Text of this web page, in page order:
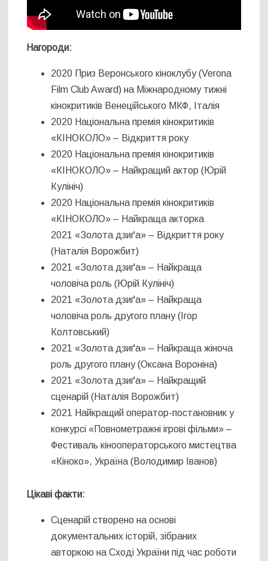
Нагороди:
2020 Приз Веронського кіноклубу (Verona
Film Club Award) на Міжнародному тижні
кінокритиків Венеційського МКФ, Італія
2020 Національна премія кінокритиків
«КІНОКОЛО» – Відкриття року
2020 Національна премія кінокритиків
«КІНОКОЛО» – Найкращий актор (Юрій
Кулініч)
2020 Національна премія кінокритиків
«КІНОКОЛО» – Найкраща акторка
2021 «Золота дзиґа» – Відкриття року
(Наталія Ворожбит)
2021 «Золота дзиґа» – Найкраща
чоловіча роль (Юрій Кулініч)
2021 «Золота дзиґа» – Найкраща
чоловіча роль другого плану (Ігор
Колтовський)
2021 «Золота дзиґа» – Найкраща жіноча
роль другого плану (Оксана Вороніна)
2021 «Золота дзиґа» – Найкращий
сценарій (Наталія Ворожбит)
2021 Найкращий оператор-постановник у
конкурсі «Повнометражні ігрові фільми» –
Фестиваль кінооператорського мистецтва
«Кіноко», Україна (Володимир Іванов)
Цікаві факти:
Сценарій створено на основі
документальних історій, зібраних
авторкою на Сході України під час роботи